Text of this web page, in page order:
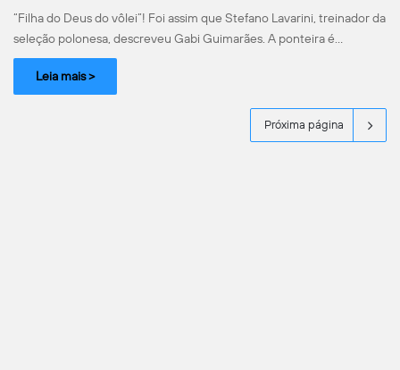
“Filha do Deus do vôlei”! Foi assim que Stefano Lavarini, treinador da
seleção polonesa, descreveu Gabi Guimarães. A ponteira é…
Leia mais >
Próxima página